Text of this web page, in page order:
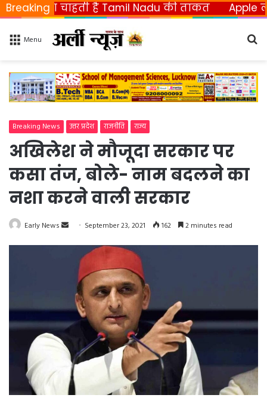
Breaking
चाहती है Tamil Nadu की ताकत Apple ला रहा
Menu
Breaking News उत्तर प्रदेश राजनीति राज्य
अखिलेश ने मौजूदा सरकार पर
कसा तंज, बोले- नाम बदलने का
नशा करने वाली सरकार
Early News
e
m
i
September 23, 2021 162 2 minutes read